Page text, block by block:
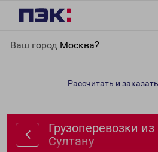
Ваш город Москва?
Султану
Рассчитать и
Грузоперевозки
Султану